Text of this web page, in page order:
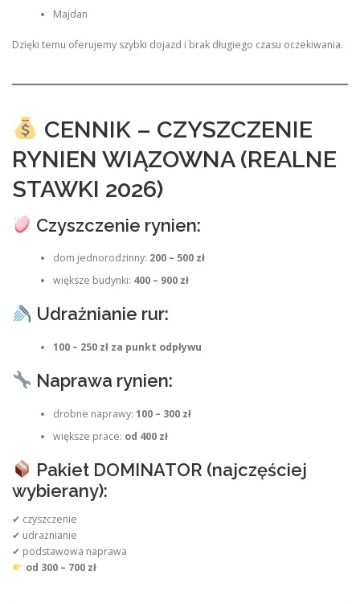
Majdan
Dzięki temu oferujemy szybki dojazd i brak długiego czasu oczekiwania.
CENNIK – CZYSZCZENIE
RYNIEN WIĄZOWNA (REALNE
STAWKI 2026)
Czyszczenie rynien:
dom jednorodzinny: 200 – 500 zł
większe budynki: 400 – 900 zł
Udrażnianie rur:
100 – 250 zł za punkt odpływu
Naprawa rynien:
drobne naprawy: 100 – 300 zł
większe prace: od 400 zł
Pakiet DOMINATOR (najczęściej
wybierany):
✔ czyszczenie
✔ udrażnianie
✔ podstawowa naprawa
od 300 – 700 zł